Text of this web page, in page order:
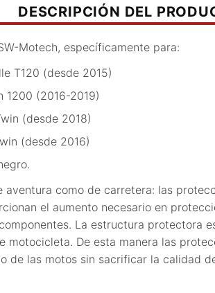
DESCRIPCIÓN DEL
Motech, específicamente para:
T120 (desde 2015)
1200 (2016-2019)
(desde 2018)
(desde 2016)
aventura como de carretera: las
el aumento necesario en
La estructura protectora
motocicleta. De esta manera las
de las motos sin sacrificar la calidad